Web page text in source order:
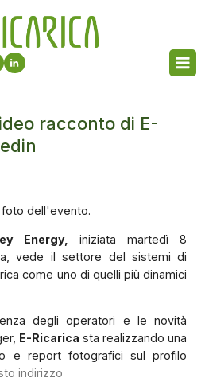
racconto di E-
dell'evento.
Energy,
iniziata martedì 8
vede il settore del sistemi di
come uno di quelli più dinamici
degli operatori e le novità
E-Ricarica sta realizzando una
e report fotografici sul profilo
indirizzo